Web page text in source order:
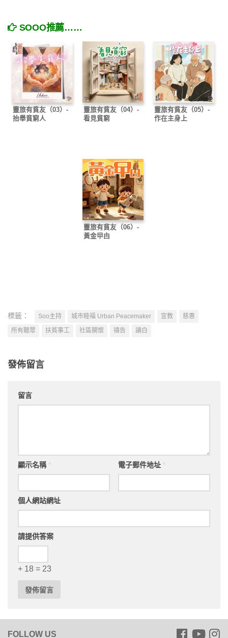
SOOO推薦……
靈旅有貧友（03）-
抬舉貧窮人
靈旅有貧友（04）-
看見貧窮
靈旅有貧友（05）-
作在主身上
靈旅有貧友（06）-
黃金曱甴
標籤： Soo主持 城市睦福 Urban Peacemaker 宣教
慈惠
所有聽眾
扶貧事工 社區關懷 禱告 讀白
發佈留言
留言
顯示名稱 電子郵件地址
個人網站網址
請提供答案
+ 18 = 23